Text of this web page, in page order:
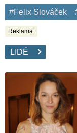
#Felix Slováček
Reklama:
LIDÉ